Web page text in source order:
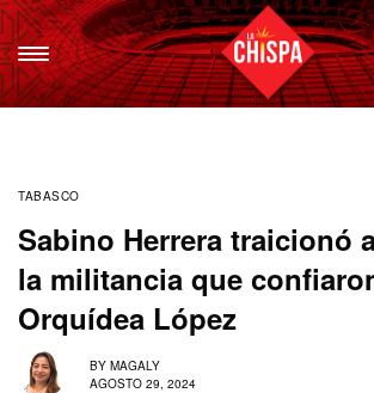
TABASCO
Sabino Herrera traicionó
la militancia que
Orquídea López
BY MAGALY
AGOSTO 29, 2024